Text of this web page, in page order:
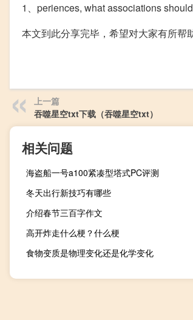
1、periences, what associations should
本文到此分享完毕，希望对大家有所帮助
上一篇
吞噬星空txt下载（吞噬星空txt）
相关问题
海盗船一号a100紧凑型塔式PC评测
冬天出行新技巧有哪些
介绍春节三百字作文
高开炸走什么梗？什么梗
食物变质是物理变化还是化学变化